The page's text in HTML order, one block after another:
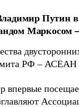
Путин
Маркосом
РФ – АСЕАН
впервые